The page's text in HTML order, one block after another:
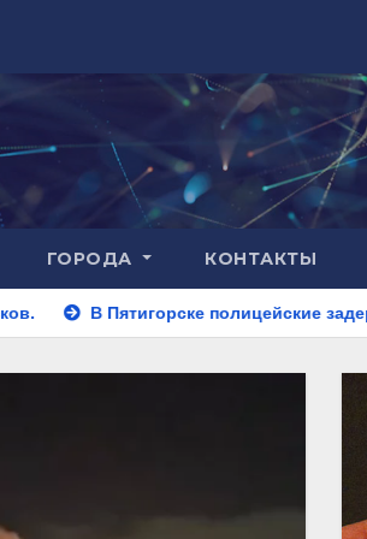
ГОРОДА КОНТАКТЫ
полицейские задержали закладчика,